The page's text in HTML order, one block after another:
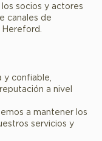
socios y actores
canales de
Hereford.
y confiable,
a nivel
a mantener los
servicios y